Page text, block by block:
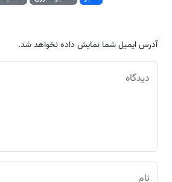
آدرس ایمیل شما نمایش داده نخواهد شد.
دیدگاه
نام